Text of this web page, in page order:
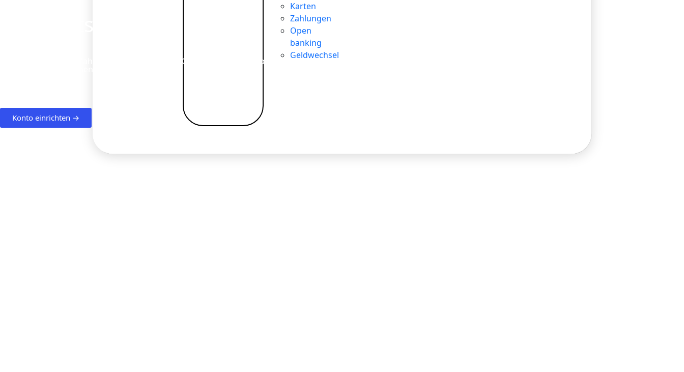
Karten
Zahlungen
Open
banking
Geldwechsel
Erleben Sie schnelle Zahlungen und gesicherte Gelder für Ihre europäischen und internationalen
Konto einrichten →